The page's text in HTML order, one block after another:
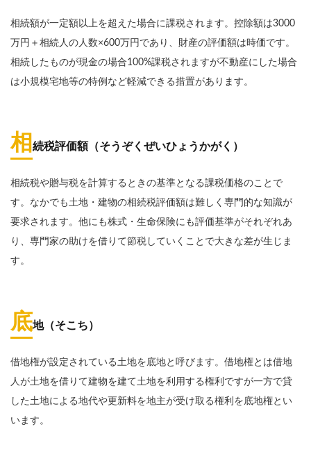
相続額が一定額以上を超えた場合に課税されます。控除額は3000
万円＋相続人の人数×600万円であり、財産の評価額は時価です。
相続したものが現金の場合100%課税されますが不動産にした場合
は小規模宅地等の特例など軽減できる措置があります。
相 続税評価額（そうぞくぜいひょうかがく）
相続税や贈与税を計算するときの基準となる課税価格のことで
す。なかでも土地・建物の相続税評価額は難しく専門的な知識が
要求されます。他にも株式・生命保険にも評価基準がそれぞれあ
り、専門家の助けを借りて節税していくことで大きな差が生じま
す。
底地（そこち）
借地権が設定されている土地を底地と呼びます。借地権とは借地
人が土地を借りて建物を建て土地を利用する権利ですが一方で貸
した土地による地代や更新料を地主が受け取る権利を底地権とい
います。